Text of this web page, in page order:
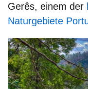
Gerês, einem der
Naturgebiete